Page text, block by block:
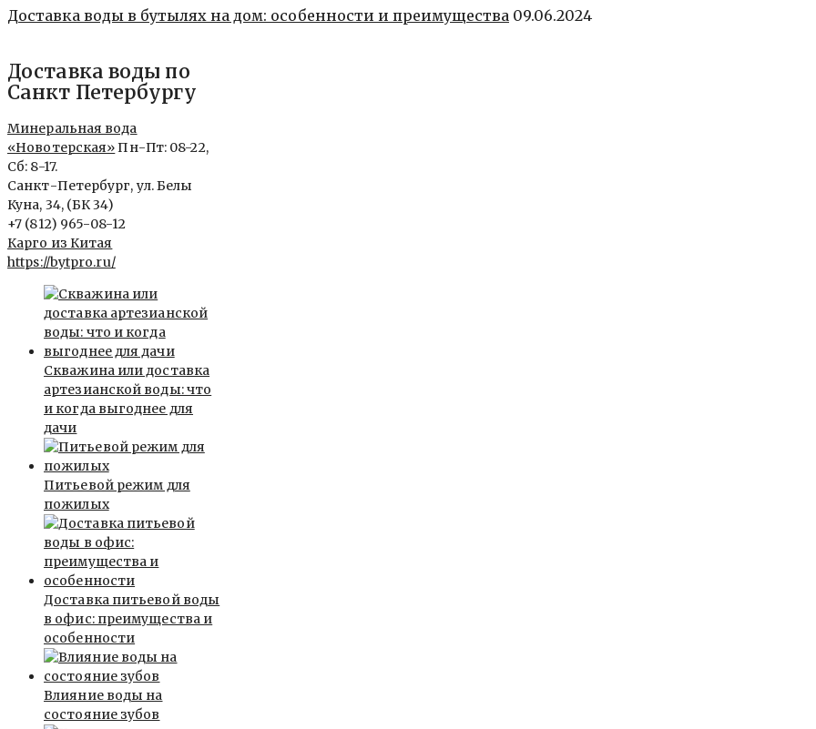
Доставка воды в бутылях на дом: особенности и преимущества 09.06.2024
Доставка воды по
Санкт Петербургу
Минеральная вода
«Новотерская»Пн-Пт: 08-22,
Сб: 8-17.
Санкт-Петербург, ул. Белы
Куна, 34, (БК 34)
+7 (812) 965-08-12
Карго из Китая
https://bytpro.ru/
Скважина или доставка
артезианской воды: что
и когда выгоднее для
дачи
Питьевой режим для
пожилых
Доставка питьевой воды
в офис: преимущества и
особенности
Влияние воды на
состояние зубов